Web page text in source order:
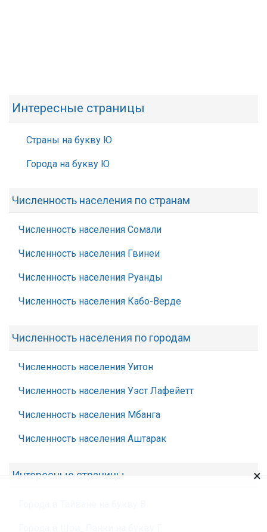
Интересные страницы
Страны на букву Ю
Города на букву Ю
Численность населения по странам
Численность населения Сомали
Численность населения Гвинеи
Численность населения Руанды
Численность населения Кабо-Верде
Численность населения по городам
Численность населения Уитон
Численность населения Уэст Лафейетт
Численность населения Мбанга
Численность населения Аштарак
Интересные страницы ×